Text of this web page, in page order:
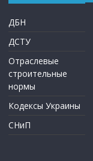
ДБН
ДСТУ
Отраслевые
строительные
нормы
Кодексы Украины
СНиП